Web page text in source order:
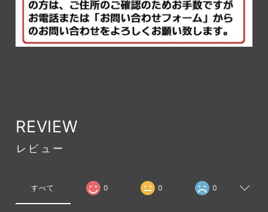
REVIEW
レビュー
すべて 0 0 0